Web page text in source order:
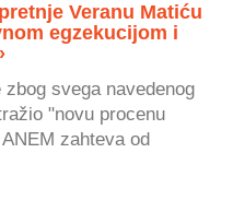
Veranu Matiću
egzekucijom i
zbog svega navedenog
"novu procenu
zahteva od